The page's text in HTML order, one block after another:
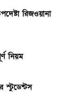
রিজওয়ানা
নিয়ম
স্টুডেন্টস